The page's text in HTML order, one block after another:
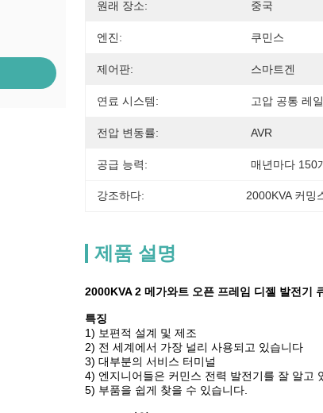
원래 장소: 중국
엔진: 쿠민스
제어판: 스마트겐
연료 시스템: 고압 공통 레일
전압 변동률: AVR
공급 능력: 매년마다 150
강조하다: 2000KVA 커밍
제품 설명
2000KVA 2 메가와트 오픈 프레임 디젤 발전기
특징
1) 보편적 설계 및 제조
2) 전 세계에서 가장 널리 사용되고 있습니다
3) 대부분의 서비스 터미널
4) 엔지니어들은 커민스 전력 발전기를 잘 알고
5) 부품을 쉽게 찾을 수 있습니다.